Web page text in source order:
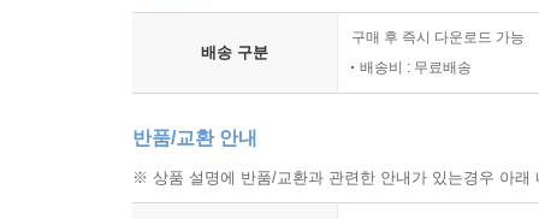
배송 구분
구매 후 즉시 다운로드 가능
배송비 : 무료배송
반품/교환 안내
※ 상품 설명에 반품/교환과 관련한 안내가 있는경우 아